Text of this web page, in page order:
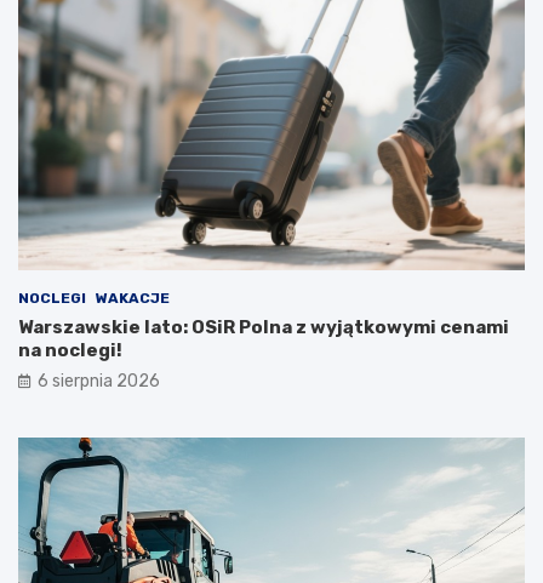
NOCLEGI WAKACJE
Warszawskie lato: OSiR Polna z wyjątkowymi cenami
na noclegi!
6 sierpnia 2026